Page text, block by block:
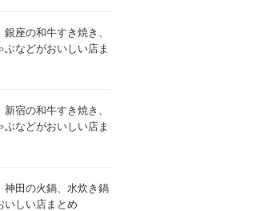
銀座の和牛すき焼き、
ぶなどがおいしい店ま
新宿の和牛すき焼き、
ぶなどがおいしい店ま
神田の火鍋、水炊き鍋
いしい店まとめ